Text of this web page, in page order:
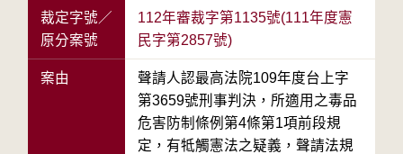
裁定字號／
原分案號
112年審裁字第1135號(111年度憲
民字第2857號)
案由
聲請人認最高法院109年度台上字
第3659號刑事判決，所適用之毒品
危害防制條例第4條第1項前段規
定，有牴觸憲法之疑義，聲請法規